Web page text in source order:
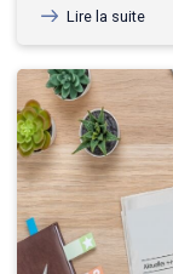
Lire la suite